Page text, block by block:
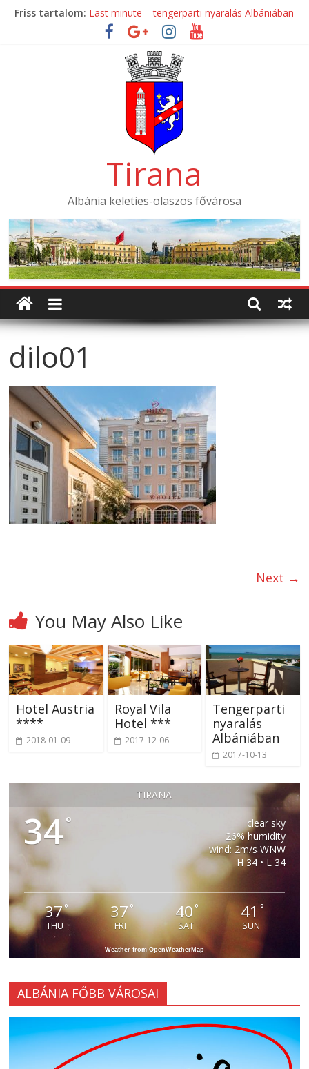
SkipFriss tartalom: Last minute – tengerparti nyaralás Albániában
Mondial Hotel ****
Mak Albania Hotel *****
La Bohème Hotel ****
Tirana International Hotel ****
Tirana
Albánia keleties-olaszos fővárosa
dilo01
Next →
You May Also Like
Hotel Austria
****
2018-01-09
Royal Vila
Hotel ***
2017-12-06
Tengerparti
nyaralás
Albániában
2017-10-13
TIRANA
34°
clear sky
26% humidity
wind: 2m/s WNW
H 34 • L 34
37°
THU
37°
FRI
40 °
SAT
41°
SUN
Weather from OpenWeatherMap
ALBÁNIA FŐBB VÁROSAI